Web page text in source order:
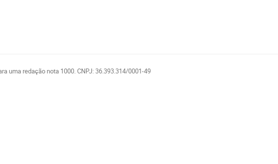
uma redação nota 1000. CNPJ: 36.393.314/0001-49